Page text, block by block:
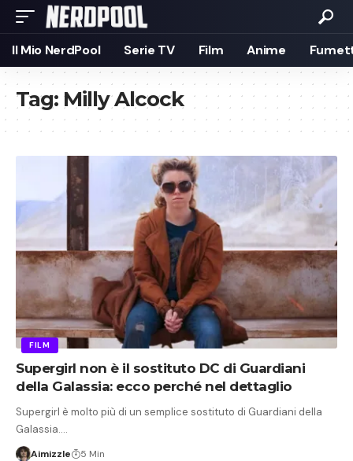
Il Mio NerdPool Serie TV Film Anime
Tag: Milly Alcock
FILM
Supergirl non è il sostituto DC di Guardiani
della Galassia: ecco perché nel dettaglio
Supergirl è molto più di un semplice sostituto di Guardiani della
Galassia.…
Aimizzle 5 Min